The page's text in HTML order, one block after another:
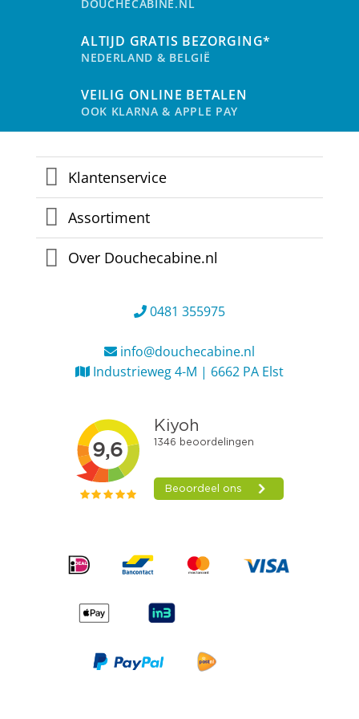
worden
de
productpagina
DOUCHECABINE.NL
ALTIJD GRATIS BEZORGING*
NEDERLAND & BELGIË
VEILIG ONLINE BETALEN
OOK KLARNA & APPLE PAY
Klantenservice
Assortiment
Over Douchecabine.nl
0481 355975
info@douchecabine.nl
Industrieweg 4-M | 6662 PA Elst